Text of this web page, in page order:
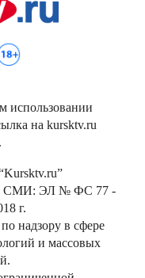
использовании
на kursktv.ru
СМИ: ЭЛ № ФС 77 -
г.
надзору в сфере
и массовых